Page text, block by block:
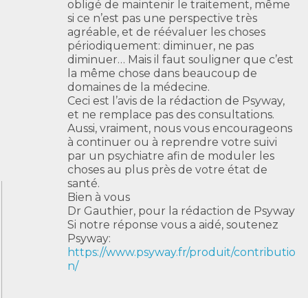
obligé de maintenir le traitement, même
si ce n’est pas une perspective très
agréable, et de réévaluer les choses
périodiquement: diminuer, ne pas
diminuer… Mais il faut souligner que c’est
la même chose dans beaucoup de
domaines de la médecine.
Ceci est l’avis de la rédaction de Psyway,
et ne remplace pas des consultations.
Aussi, vraiment, nous vous encourageons
à continuer ou à reprendre votre suivi
par un psychiatre afin de moduler les
choses au plus près de votre état de
santé.
Bien à vous
Dr Gauthier, pour la rédaction de Psyway
Si notre réponse vous a aidé, soutenez
Psyway:
https://www.psyway.fr/produit/contributio
n/